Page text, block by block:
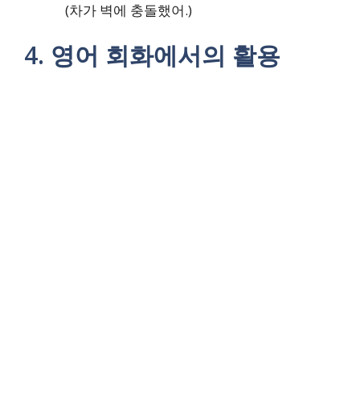
(차가 벽에 충돌했어.)
4. 영어 회화에서의 활용